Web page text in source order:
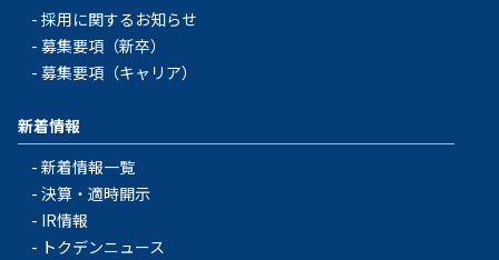
採用に関するお知らせ
募集要項（新卒）
募集要項（キャリア）
新着情報
新着情報一覧
決算・適時開示
IR情報
トクデンニュース